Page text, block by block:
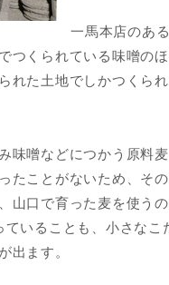
一馬本店のあ
つくられている味噌の
れた土地でしかつくら
味噌などにつかう原料
たことがないため、そ
山口で育った麦を使う
いることも、小さな
出ます。